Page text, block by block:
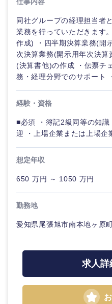
同社グループの経理担当者
業務を行っていただきます
作成) ・四半期決算業務(開
次決算業務(開示用年次決
(決算書他)の作成 ・伝票チ
務・経理分野でのサポート
経験・資格
■必須 ・簿記2級同等の知
迎 ・上場企業または上場企
想定年収
650 万円 ～ 1050 万円
勤務地
愛知県尾張旭市南本地ヶ原
求人詳